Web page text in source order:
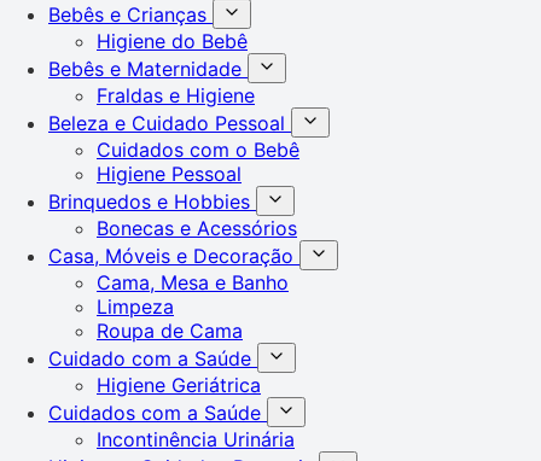
Bebês e Crianças
Higiene do Bebê
Bebês e Maternidade
Fraldas e Higiene
Beleza e Cuidado Pessoal
Cuidados com o Bebê
Higiene Pessoal
Brinquedos e Hobbies
Bonecas e Acessórios
Casa, Móveis e Decoração
Cama, Mesa e Banho
Limpeza
Roupa de Cama
Cuidado com a Saúde
Higiene Geriátrica
Cuidados com a Saúde
Incontinência Urinária